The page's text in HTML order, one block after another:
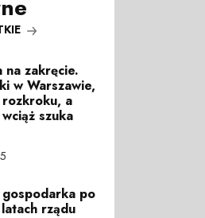
na zakręcie.
w Warszawie,
rozkroku, a
szuka
gospodarka po
rządu